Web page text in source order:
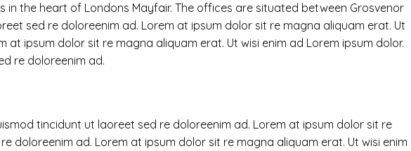
the heart of Londons Mayfair. The offices are situated between Grosvenor
sed re doloreenim ad. Lorem at ipsum dolor sit re magna aliquam erat. Ut
ipsum dolor sit re magna aliquam erat. Ut wisi enim ad Lorem ipsum dolor.
re doloreenim ad.
tincidunt ut laoreet sed re doloreenim ad. Lorem at ipsum dolor sit re
doloreenim ad. Lorem at ipsum dolor sit re magna aliquam erat. Ut wisi enim